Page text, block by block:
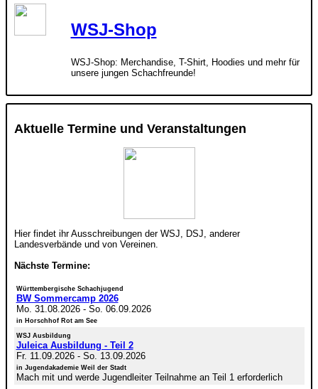
WSJ-Shop
WSJ-Shop: Merchandise, T-Shirt, Hoodies und mehr für
unsere jungen Schachfreunde!
Aktuelle Termine und Veranstaltungen
Hier findet ihr Ausschreibungen der WSJ, DSJ, anderer
Landesverbände und von Vereinen.
Nächste Termine:
Württembergische Schachjugend
BW Sommercamp 2026
Mo. 31.08.2026- So. 06.09.2026
in Horschhof Rot am See
WSJ Ausbildung
Juleica Ausbildung - Teil 2
Fr. 11.09.2026- So. 13.09.2026
in Jugendakademie Weil der Stadt
Mach mit und werde Jugendleiter Teilnahme an Teil 1 erforderlich